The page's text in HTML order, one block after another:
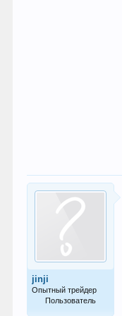
jinji
Опытный трейдер
Пользователь